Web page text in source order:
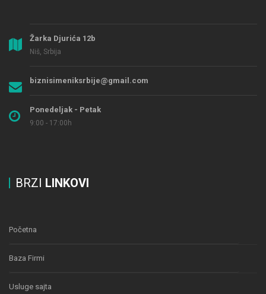
Žarka Djurića 12b
Niš, Srbija
biznisimeniksrbije@gmail.com
Ponedeljak - Petak
9:00 - 17:00h
BRZI LINKOVI
Početna
Baza Firmi
Usluge sajta